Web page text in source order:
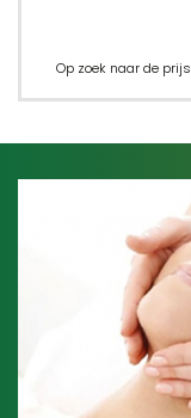
Op zoek naar de